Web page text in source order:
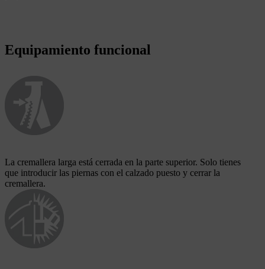
Equipamiento funcional
La cremallera larga está cerrada en la parte superior. Solo tienes
que introducir las piernas con el calzado puesto y cerrar la
cremallera.